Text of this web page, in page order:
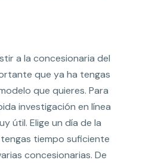
a la concesionaria del
que ya ha tengas
que quieres. Para
investigación en línea
útil. Elige un día de la
tiempo suficiente
concesionarias. De